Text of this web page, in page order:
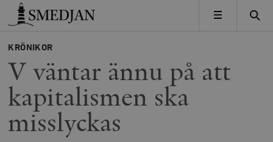
Timbro
MENY
KRÖNIKOR
V väntar ännu på att
kapitalismen ska
misslyckas